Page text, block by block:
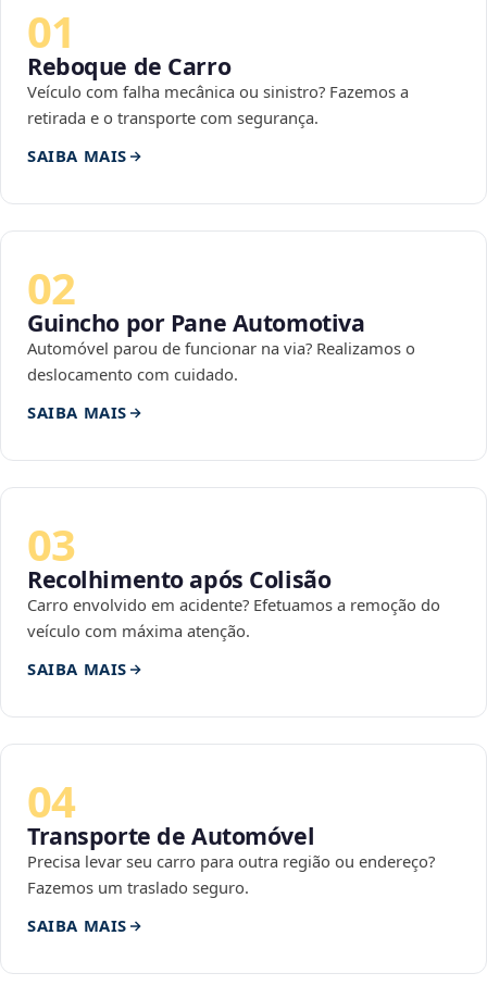
01
Reboque de Carro
Veículo com falha mecânica ou sinistro? Fazemos a
retirada e o transporte com segurança.
SAIBA MAIS
02
Guincho por Pane Automotiva
Automóvel parou de funcionar na via? Realizamos o
deslocamento com cuidado.
SAIBA MAIS
03
Recolhimento após Colisão
Carro envolvido em acidente? Efetuamos a remoção do
veículo com máxima atenção.
SAIBA MAIS
04
Transporte de Automóvel
Precisa levar seu carro para outra região ou endereço?
Fazemos um traslado seguro.
SAIBA MAIS